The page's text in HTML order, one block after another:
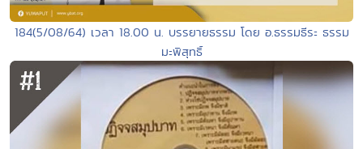
184(5/08/64) เวลา 18.00 น. บรรยายธรรม โดย อ.ธรรมธีระ ธรรม
มะพิสุทธิ์